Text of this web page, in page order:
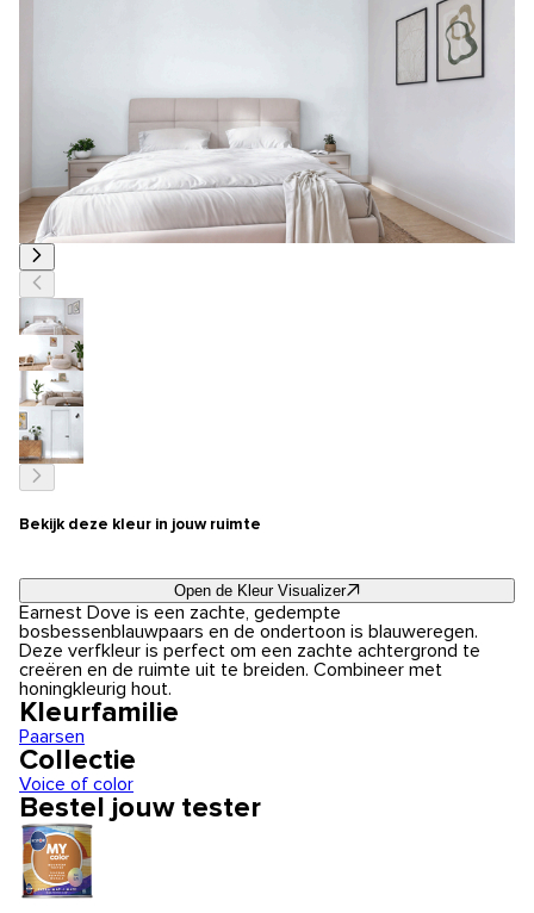
Bekijk deze kleur in jouw ruimte
Open de Kleur Visualizer
Earnest Dove is een zachte, gedempte
bosbessenblauwpaars en de ondertoon is blauweregen.
Deze verfkleur is perfect om een zachte achtergrond te
creëren en de ruimte uit te breiden. Combineer met
honingkleurig hout.
Kleurfamilie
Paarsen
Collectie
Voice of color
Bestel jouw tester